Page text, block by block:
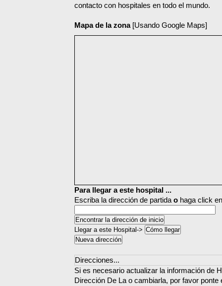
contacto con hospitales en todo el mundo.
Mapa de la zona[Usando Google Maps]
Para llegar a este hospital ...
Escriba la dirección de partida o haga click
Llegar a este Hospital->
Direcciones...
Si es necesario actualizar la información de
Dirección De La o cambiarla, por favor ponte